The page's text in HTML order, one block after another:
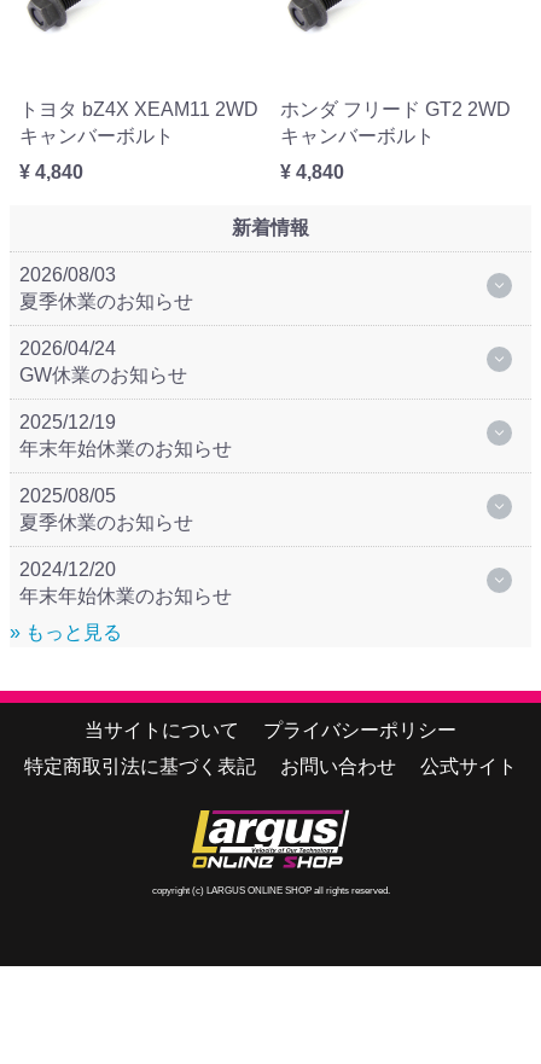
トヨタ bZ4X XEAM11 2WD
キャンバーボルト
¥ 4,840
ホンダ フリード GT2 2WD
キャンバーボルト
¥ 4,840
新着情報
2026/08/03
夏季休業のお知らせ
2026/04/24
GW休業のお知らせ
2025/12/19
年末年始休業のお知らせ
2025/08/05
夏季休業のお知らせ
2024/12/20
年末年始休業のお知らせ
» もっと見る
当サイトについて
プライバシーポリシー
特定商取引法に基づく表記
お問い合わせ 公式サイト
copyright (c) LARGUS ONLINE SHOP all rights reserved.